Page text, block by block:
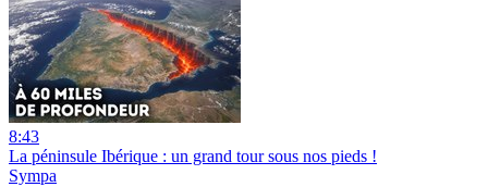
8:43
La péninsule Ibérique : un grand tour sous nos pieds !
Sympa